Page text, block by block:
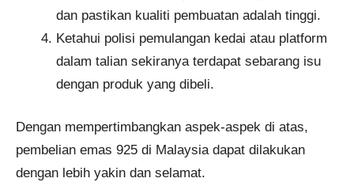
dan pastikan kualiti pembuatan adalah tinggi.
Ketahui polisi pemulangan kedai atau platform
dalam talian sekiranya terdapat sebarang isu
dengan produk yang dibeli.
Dengan mempertimbangkan aspek-aspek di atas,
pembelian emas 925 di Malaysia dapat dilakukan
dengan lebih yakin dan selamat.